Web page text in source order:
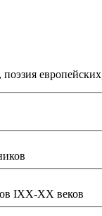
IXX-XX веков